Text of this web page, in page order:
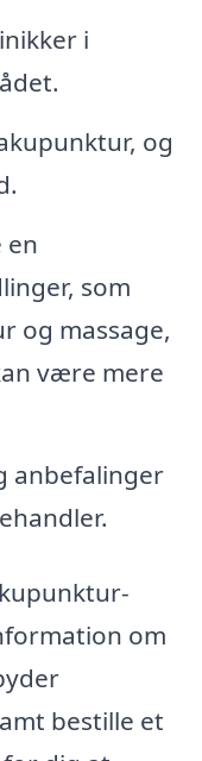
i
og
en
som
og massage,
være mere
anbefalinger
om
bestille et